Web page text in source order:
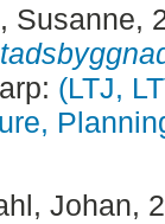
Susanne,
(LTJ,
Johan,